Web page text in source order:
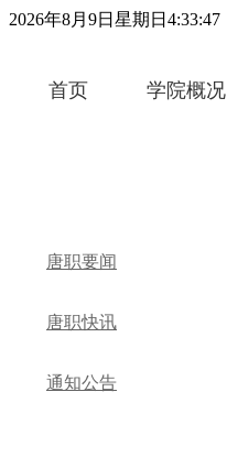
2026年8月9日星期日4:33:48
首页 学院概况
唐职要闻
唐职快讯
通知公告